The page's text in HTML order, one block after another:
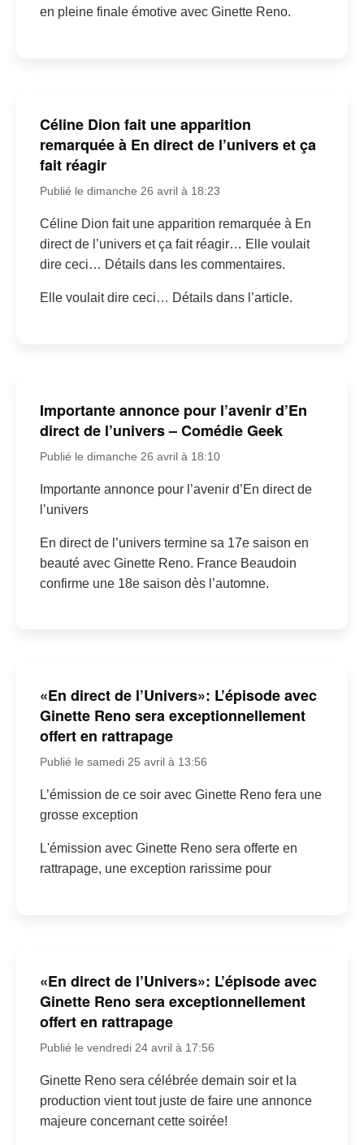
en pleine finale émotive avec Ginette Reno.
Céline Dion fait une apparition
remarquée à En direct de l’univers et ça
fait réagir
Publié le dimanche 26 avril à 18:23
Céline Dion fait une apparition remarquée à En
direct de l’univers et ça fait réagir… Elle voulait
dire ceci… Détails dans les commentaires.
Elle voulait dire ceci… Détails dans l’article.
Importante annonce pour l’avenir d’En
direct de l’univers – Comédie Geek
Publié le dimanche 26 avril à 18:10
Importante annonce pour l’avenir d’En direct de
l’univers
En direct de l’univers termine sa 17e saison en
beauté avec Ginette Reno. France Beaudoin
confirme une 18e saison dès l’automne.
«En direct de l’Univers»: L’épisode avec
Ginette Reno sera exceptionnellement
offert en rattrapage
Publié le samedi 25 avril à 13:56
L’émission de ce soir avec Ginette Reno fera une
grosse exception
L'émission avec Ginette Reno sera offerte en
rattrapage, une exception rarissime pour
«En direct de l’Univers»: L’épisode avec
Ginette Reno sera exceptionnellement
offert en rattrapage
Publié le vendredi 24 avril à 17:56
Ginette Reno sera célébrée demain soir et la
production vient tout juste de faire une annonce
majeure concernant cette soirée!